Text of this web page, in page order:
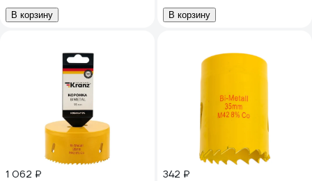
В корзину В корзину
1 062 ₽
342 ₽